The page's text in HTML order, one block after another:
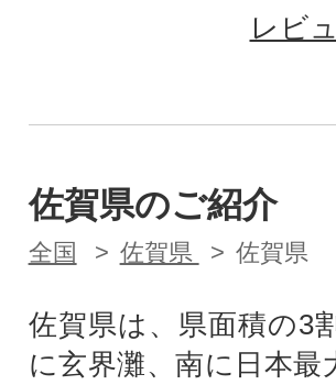
レビ
佐賀県のご紹介
全国 佐賀県 佐賀県
佐賀県は、県面積の3
に玄界灘、南に日本